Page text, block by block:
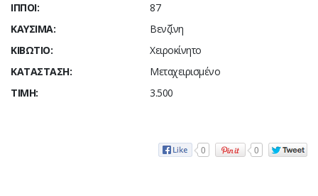
ΊΠΠΟΙ:
87
ΚΑΎΣΙΜΑ:
Βενζίνη
ΚΙΒΏΤΙΟ:
Χειροκίνητο
ΚΑΤΆΣΤΑΣΗ:
Μεταχειρισμένο
ΤΙΜΉ:
3.500
0 0